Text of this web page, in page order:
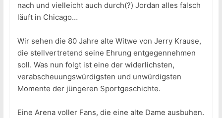
nach und vielleicht auch durch(?) Jordan alles falsch
läuft in Chicago…
Wir sehen die 80 Jahre alte Witwe von Jerry Krause,
die stellvertretend seine Ehrung entgegennehmen
soll. Was nun folgt ist eine der widerlichsten,
verabscheuungswürdigsten und unwürdigsten
Momente der jüngeren Sportgeschichte.
Eine Arena voller Fans, die eine alte Dame ausbuhen.